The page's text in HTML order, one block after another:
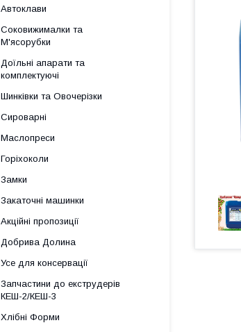
Автоклави
Соковижималки та
М'ясорубки
Доїльні апарати та
комплектуючі
Шинківки та Овочерізки
Сироварні
Маслопреси
Горіхоколи
Замки
Закаточні машинки
Акційні пропозиції
Добрива Долина
Усе для консервації
Запчастини до екструдерів
КЕШ-2/КЕШ-3
Хлібні Форми